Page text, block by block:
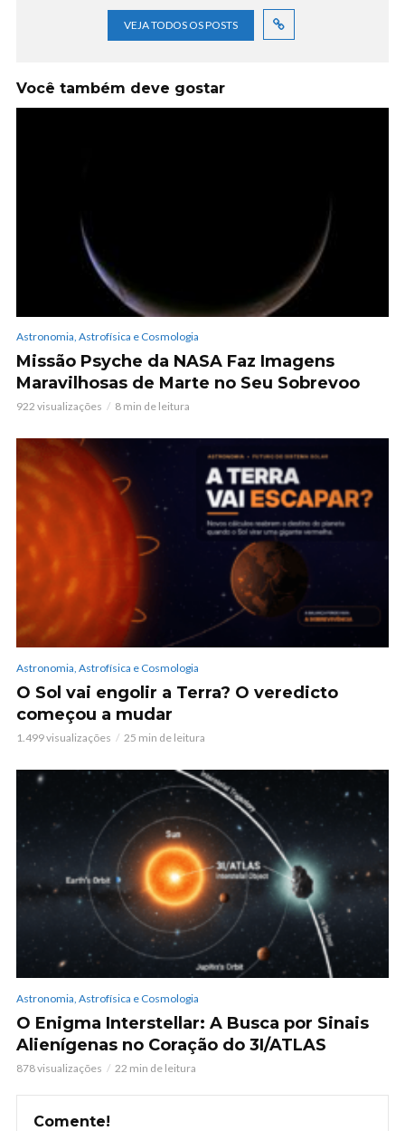
VEJA TODOS OS POSTS
Você também deve gostar
Astronomia, Astrofísica e Cosmologia
Missão Psyche da NASA Faz Imagens
Maravilhosas de Marte no Seu Sobrevoo
922 visualizações 8 min de leitura
Astronomia, Astrofísica e Cosmologia
O Sol vai engolir a Terra? O veredicto
começou a mudar
1.499 visualizações 25 min de leitura
Astronomia, Astrofísica e Cosmologia
O Enigma Interstellar: A Busca por Sinais
Alienígenas no Coração do 3I/ATLAS
878 visualizações 22 min de leitura
Comente!